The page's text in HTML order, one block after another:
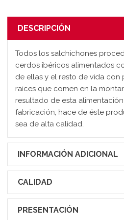
DESCRIPCIÓN
Todos los salchichones
cerdos ibéricos alimentados
de ellas y el resto de vida con
raíces que comen en la
resultado de esta
fabricación, hace de éste
sea de alta calidad.
INFORMACIÓN ADICIONAL
CALIDAD
PRESENTACIÓN